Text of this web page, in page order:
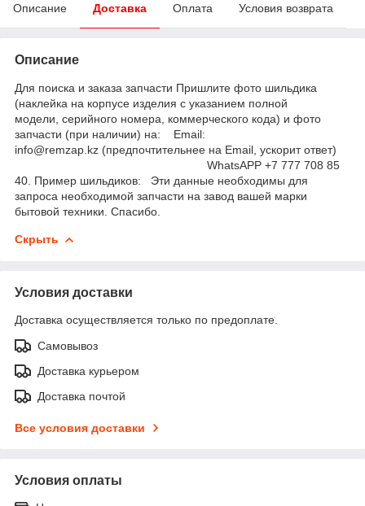
Описание Доставка Оплата Условия возврата
Описание
Для поиска и заказа запчасти Пришлите фото шильдика
(наклейка на корпусе изделия с указанием полной
модели, серийного номера, коммерческого кода) и фото
запчасти (при наличии) на: Email:
info@remzap.kz (предпочтительнее на Email, ускорит ответ)
WhatsAPP +7 777 708 85
40. Пример шильдиков: Эти данные необходимы для
запроса необходимой запчасти на завод вашей марки
бытовой техники. Спасибо.
Скрыть
Условия доставки
Доставка осуществляется только по предоплате.
Самовывоз
Доставка курьером
Доставка почтой
Все условия доставки
Условия оплаты